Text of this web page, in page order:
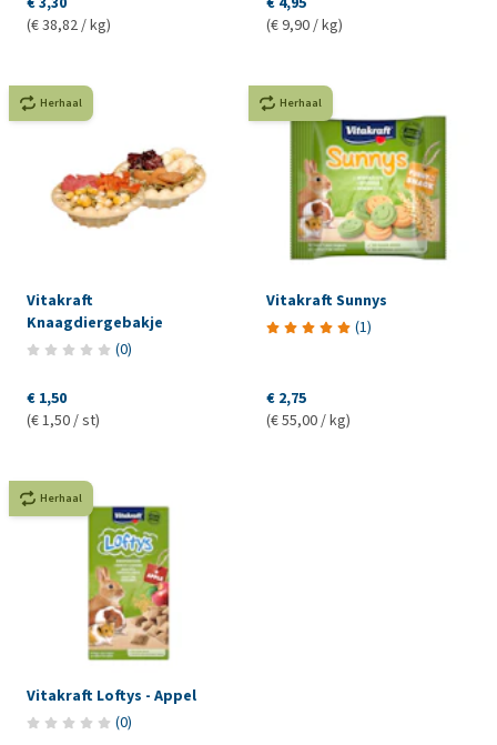
(€ 38,82 / kg)
(€ 9,90 / kg)
Herhaal
Vitakraft
Knaagdiergebakje
(0)
€ 1,50
(€ 1,50 / st)
Herhaal
Vitakraft Sunnys
(1)
€ 2,75
(€ 55,00 / kg)
Herhaal
Vitakraft Loftys - Appel
(0)